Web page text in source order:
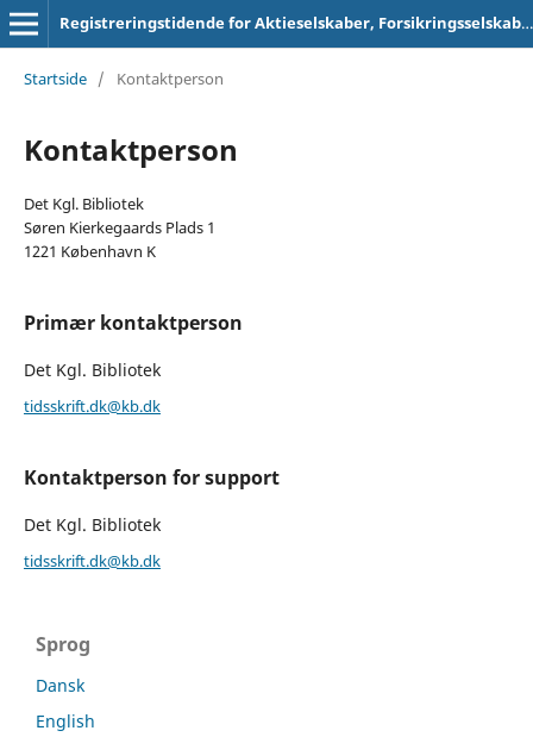
Registreringstidende for Aktieselskaber, Forsikringsselskaber og Foreninger
Startside / Kontaktperson
Kontaktperson
Det Kgl. Bibliotek
Søren Kierkegaards Plads 1
1221 København K
Primær kontaktperson
Det Kgl. Bibliotek
tidsskrift.dk@kb.dk
Kontaktperson for support
Det Kgl. Bibliotek
tidsskrift.dk@kb.dk
Sprog
Dansk
English